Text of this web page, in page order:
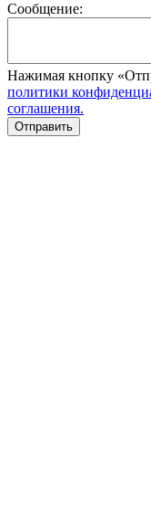
Сообщение:
Нажимая кнопку
политики
соглашения.
Отправить